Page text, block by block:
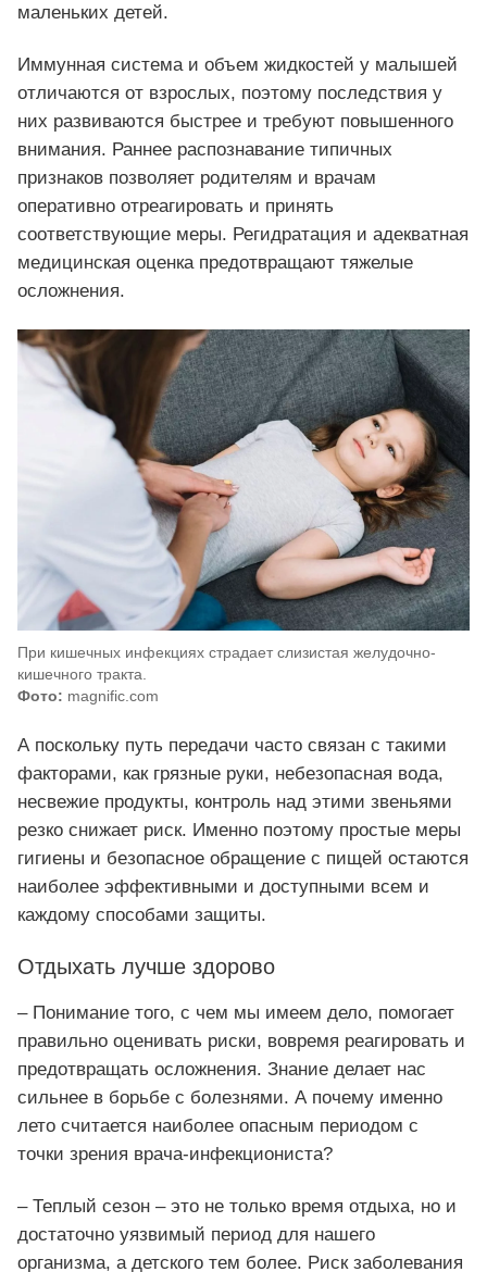
маленьких детей.
Иммунная система и объем жидкостей у малышей
отличаются от взрослых, поэтому последствия у
них развиваются быстрее и требуют повышенного
внимания. Раннее распознавание типичных
признаков позволяет родителям и врачам
оперативно отреагировать и принять
соответствующие меры. Регидратация и адекватная
медицинская оценка предотвращают тяжелые
осложнения.
При кишечных инфекциях страдает слизистая желудочно-
кишечного тракта.
Фото: magnific.com
А поскольку путь передачи часто связан с такими
факторами, как грязные руки, небезопасная вода,
несвежие продукты, контроль над этими звеньями
резко снижает риск. Именно поэтому простые меры
гигиены и безопасное обращение с пищей остаются
наиболее эффективными и доступными всем и
каждому способами защиты.
Отдыхать лучше здорово
– Понимание того, с чем мы имеем дело, помогает
правильно оценивать риски, вовремя реагировать и
предотвращать осложнения. Знание делает нас
сильнее в борьбе с болезнями. А почему именно
лето считается наиболее опасным периодом с
точки зрения врача-инфекциониста?
– Теплый сезон – это не только время отдыха, но и
достаточно уязвимый период для нашего
организма, а детского тем более. Риск заболевания